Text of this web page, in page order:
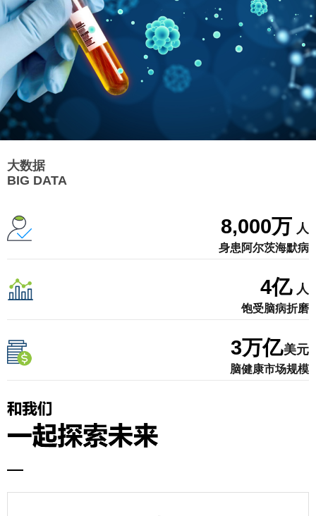
大数据
BIG DATA
8,000万 人
身患阿尔茨海默病
4亿 人
饱受脑病折磨
3万亿美元
脑健康市场规模